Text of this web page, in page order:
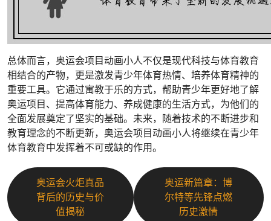
总体而言，奥运会项目动画小人不仅是现代科技与体育教育
相结合的产物，更是激发青少年体育热情、培养体育精神的
重要工具。它通过寓教于乐的方式，帮助青少年更好地了解
奥运项目、提高体育能力、养成健康的生活方式，为他们的
全面发展奠定了坚实的基础。未来，随着技术的不断进步和
教育理念的不断更新，奥运会项目动画小人将继续在青少年
体育教育中发挥着不可或缺的作用。
奥运会火炬真品
背后的历史与价
值揭秘
奥运新篇章：博
尔特等先锋点燃
历史激情